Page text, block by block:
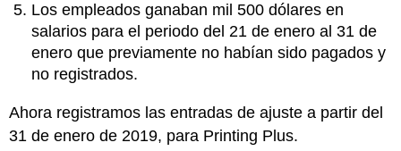
Los empleados ganaban mil 500 dólares en
salarios para el periodo del 21 de enero al 31 de
enero que previamente no habían sido pagados y
no registrados.
Ahora registramos las entradas de ajuste a partir del
31 de enero de 2019, para Printing Plus.